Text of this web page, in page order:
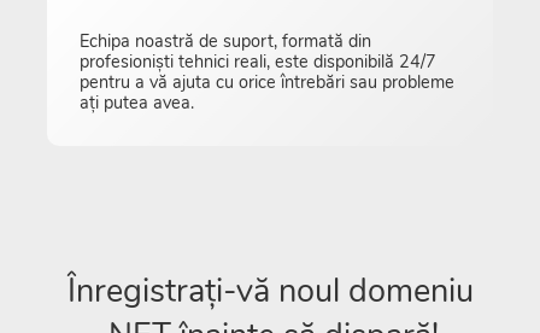
Echipa noastră de suport, formată din
profesioniști tehnici reali, este disponibilă 24/7
pentru a vă ajuta cu orice întrebări sau probleme
ați putea avea.
Înregistrați-vă noul domeniu